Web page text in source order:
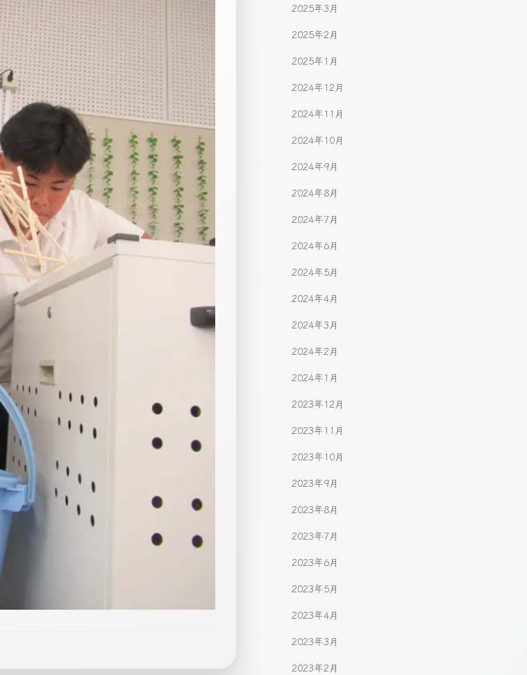
2025年3月
2025年2月
2025年1月
2024年12月
2024年11月
2024年10月
2024年9月
2024年8月
2024年7月
2024年6月
2024年5月
2024年4月
2024年3月
2024年2月
2024年1月
2023年12月
2023年11月
2023年10月
2023年9月
2023年8月
2023年7月
2023年6月
2023年5月
2023年4月
2023年3月
2023年2月